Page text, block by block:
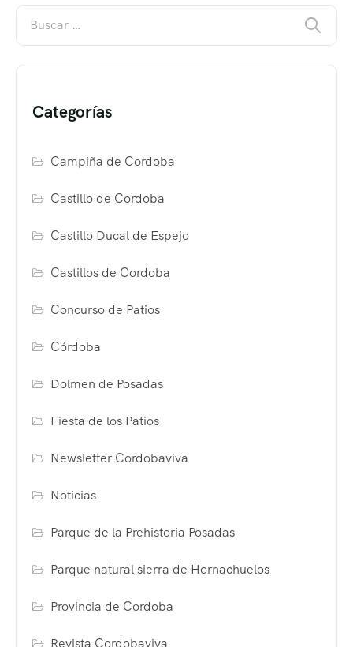
Categorías
Campiña de Cordoba
Castillo de Cordoba
Castillo Ducal de Espejo
Castillos de Cordoba
Concurso de Patios
Córdoba
Dolmen de Posadas
Fiesta de los Patios
Newsletter Cordobaviva
Noticias
Parque de la Prehistoria Posadas
Parque natural sierra de Hornachuelos
Provincia de Cordoba
Revista Cordobaviva